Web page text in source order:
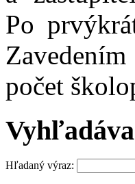
Po
počet
Hľadaný výraz: